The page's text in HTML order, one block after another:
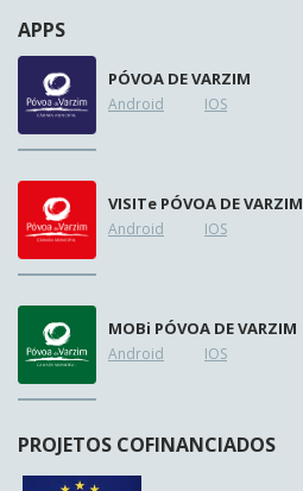
APPS
PÓVOA DE VARZIM
Android IOS
VISITe PÓVOA DE VARZIM
Android IOS
MOBi PÓVOA DE VARZIM
Android IOS
PROJETOS COFINANCIADOS